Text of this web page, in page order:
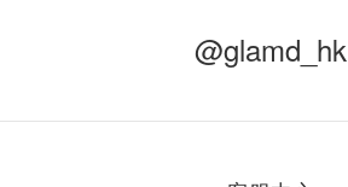
@glamd_hk